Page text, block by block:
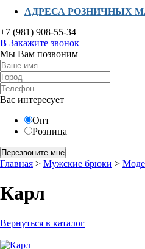
АДРЕСА РОЗНИЧНЫХ
+7 (981) 908-55-34
B Закажите звонок
Мы Вам позвоним
Вас интересует
Опт
Розница
Главная > Мужские брюки >
Карл
Вернуться в каталог